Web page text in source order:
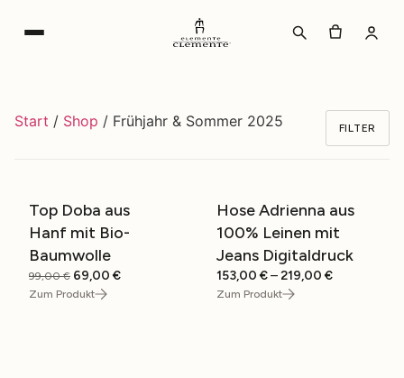
Inhalt
Start / Shop / Frühjahr & Sommer 2025 FILTER
SALE
Top Doba aus
Hanf mit Bio-
Baumwolle
99,00€ Ursprünglicher
Preis
69,00 €Aktueller
Zum Produkt
NEW
Hose Adrienna aus
100% Leinen mit
Jeans Digitaldruck
153,00 € –219,00 €Preisspanne:
Zum Produkt